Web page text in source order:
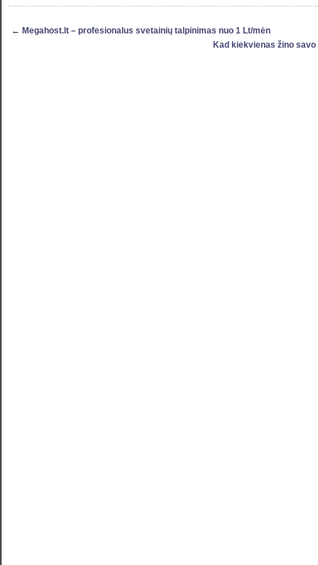
← Megahost.lt – profesionalus svetainių talpinimas nuo 1 Lt/mėn
Kad kiekvienas žino